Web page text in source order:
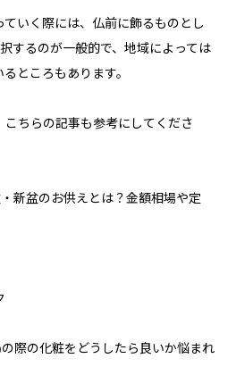
いく際には、仏前に飾るものとし
するのが一般的で、地域によっては
ところもあります。
ちらの記事も参考にしてくださ
新盆のお供えとは？金額相場や定
際の化粧をどうしたら良いか悩まれ